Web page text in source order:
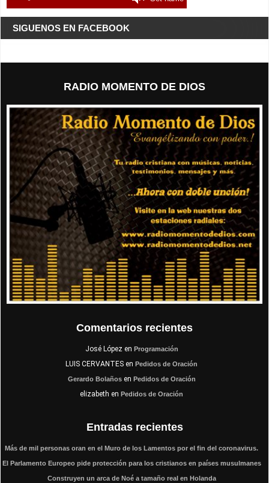
SIGUENOS EN FACEBOOK
RADIO MOMENTO DE DIOS
Comentarios recientes
José López en Programación
LUIS CERVANTES en Pedidos de Oración
Gerardo Bolañosen Pedidos de Oración
elizabeth en Pedidos de Oración
Entradas recientes
Más de mil personas oran en el Muro de los Lamentos por el fin del coronavirus.
El Parlamento Europeo pide protección para los cristianos en países musulmanes
Construyen un arca de Noé a tamaño real en Holanda